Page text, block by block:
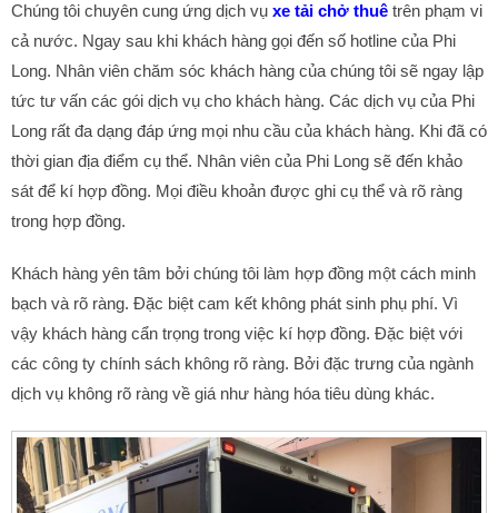
Chúng tôi chuyên cung ứng dịch vụ xe tải chở thuê trên phạm vi
cả nước. Ngay sau khi khách hàng gọi đến số hotline của Phi
Long. Nhân viên chăm sóc khách hàng của chúng tôi sẽ ngay lập
tức tư vấn các gói dịch vụ cho khách hàng. Các dịch vụ của Phi
Long rất đa dạng đáp ứng mọi nhu cầu của khách hàng. Khi đã có
thời gian địa điểm cụ thể. Nhân viên của Phi Long sẽ đến khảo
sát để kí hợp đồng. Mọi điều khoản được ghi cụ thể và rõ ràng
trong hợp đồng.
Khách hàng yên tâm bởi chúng tôi làm hợp đồng một cách minh
bạch và rõ ràng. Đặc biệt cam kết không phát sinh phụ phí. Vì
vậy khách hàng cẩn trọng trong việc kí hợp đồng. Đặc biệt với
các công ty chính sách không rõ ràng. Bởi đặc trưng của ngành
dịch vụ không rõ ràng về giá như hàng hóa tiêu dùng khác.